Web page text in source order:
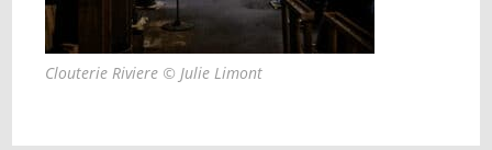
Clouterie Riviere © Julie Limont